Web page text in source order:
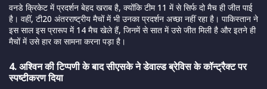
वनडे क्रिकेट में प्रदर्शन बेहद खराब है, क्योंकि टीम 11 में से सिर्फ दो मैच ही जीत पाई
है। वहीं, टी20 अंतरराष्ट्रीय मैचों में भी उनका प्रदर्शन अच्छा नहीं रहा है। पाकिस्तान ने
इस साल इस प्रारूप में 14 मैच खेले हैं, जिनमें से सात में उसे जीत मिली है और इतने ही
मैचों में उसे हार का सामना करना पड़ा है।
4. अश्विन की टिप्पणी के बाद सीएसके ने डेवाल्ड ब्रेविस के कॉन्ट्रैक्ट पर
स्पष्टीकरण दिया